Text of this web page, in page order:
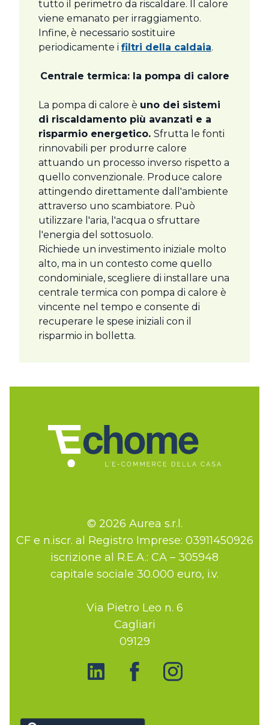
tutto il perimetro da riscaldare. Il calore
viene emanato per irraggiamento.
Infine, è necessario sostituire
periodicamente i filtri della caldaia.
Centrale termica: la pompa di calore
La pompa di calore è uno dei sistemi
di riscaldamento più avanzati e a
risparmio energetico. Sfrutta le fonti
rinnovabili per produrre calore
attuando un processo inverso rispetto a
quello convenzionale. Produce calore
attingendo direttamente dall'ambiente
attraverso uno scambiatore. Può
utilizzare l'aria, l'acqua o sfruttare
l'energia del sottosuolo.
Richiede un investimento iniziale molto
alto, ma in un contesto come quello
condominiale, scegliere di installare una
centrale termica con pompa di calore è
vincente nel tempo e consente di
recuperare le spese iniziali con il
risparmio in bolletta.
© 2026 Aurea s.r.l.
CF e n.iscr. al Registro Imprese: 03911450926
iscrizione al R.E.A.: CA – 305948
capitale sociale 30.000 euro, i.v.
Via Pietro Leo n. 6
Cagliari
09129